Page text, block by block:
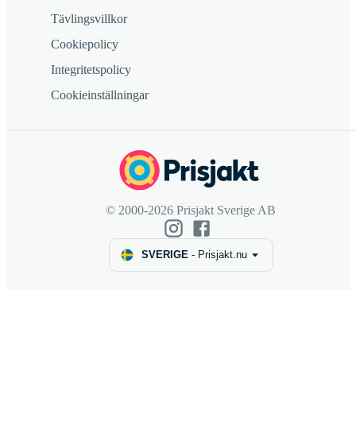
Tävlingsvillkor
Cookiepolicy
Integritetspolicy
Cookieinställningar
© 2000-2026 Prisjakt Sverige AB
SVERIGE- Prisjakt.nu